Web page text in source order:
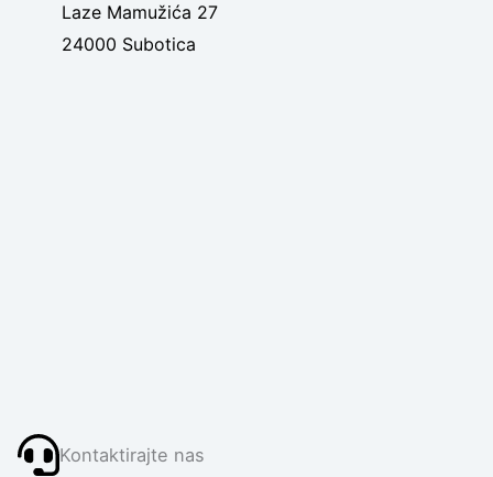
Laze Mamužića 27
24000 Subotica
Kontaktirajte nas